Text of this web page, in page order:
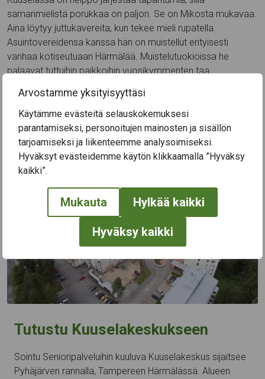
Arvostamme yksityisyyttäsi
Käytämme evästeitä selauskokemuksesi
parantamiseksi, personoitujen mainosten ja sisällön
tarjoamiseksi ja liikenteemme analysoimiseksi.
Hyväksyt evästeidemme käytön klikkaamalla ”Hyväksy
kaikki”.
Mukauta Hylkää kaikki
Hyväksy kaikki
samanmielistä porukkaa on paljon. Se on Mikosta mukavaa.
Aina löytyy juttukavereita, kun tekee mieli rupatella.
Asuintovereidensa kanssa hän on muistellut erityisesti
vanhaa kotiseutuaan Härmälää. Muistelutuokioissa he
palaavat tuttuihin paikkoihin vuosikymmenten taa.
− On mukava muistella yhressä meirän nuoruuden
mieleen juolahtaa!
Tutustu Kuuselakeskukseen
Sointu Senioripalveluihin kuuluva Kuuselakeskus sijaitsee
Pyhäjärven rannalla, Tampereen Härmälässä. Alueen